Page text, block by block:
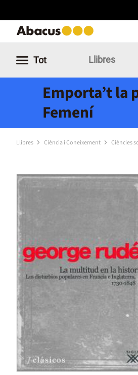
Tot Llibres
Emporta’t la
Femení
Llibres Ciència i Coneixement Ciències